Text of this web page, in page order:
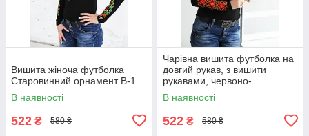
Вишита жіноча футболка
Старовинний орнамент В-1
В наявності
522 ₴ 580 ₴
Чарівна вишита футболка на
довгий рукав, з вишити
рукавами, червоно-
оранжевим кольором В-6
В наявності
522 ₴ 580 ₴